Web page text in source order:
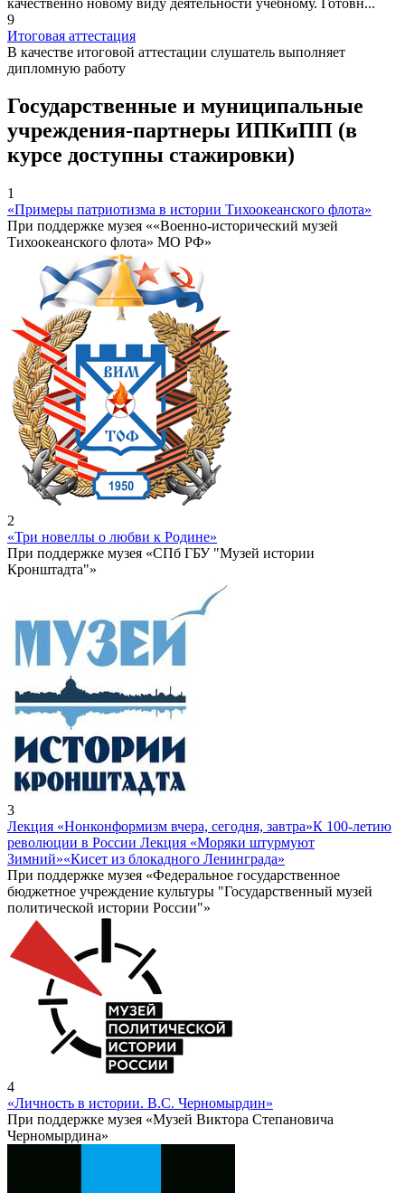
9
Итоговая аттестация
В качестве итоговой аттестации слушатель выполняет
дипломную работу
Государственные и муниципальные
учреждения-партнеры ИПКиПП (в
курсе доступны стажировки)
1
«Примеры патриотизма в истории Тихоокеанского флота»
При поддержке музея ««Военно-исторический музей
Тихоокеанского флота» МО РФ»
2
«Три новеллы о любви к Родине»
При поддержке музея «СПб ГБУ "Музей истории
Кронштадта"»
3
Лекция «Нонконформизм вчера, сегодня, завтра»К 100-летию
революции в России Лекция «Моряки штурмуют
Зимний»«Кисет из блокадного Ленинграда»
При поддержке музея «Федеральное государственное
бюджетное учреждение культуры "Государственный музей
политической истории России"»
4
«Личность в истории. В.С. Черномырдин»
При поддержке музея «Музей Виктора Степановича
Черномырдина»